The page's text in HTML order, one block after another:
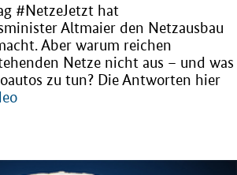
#NetzeJetzt hat
Altmaier den Netzausbau
Aber warum reichen
Netze nicht aus – und was
zu tun? Die Antworten hier